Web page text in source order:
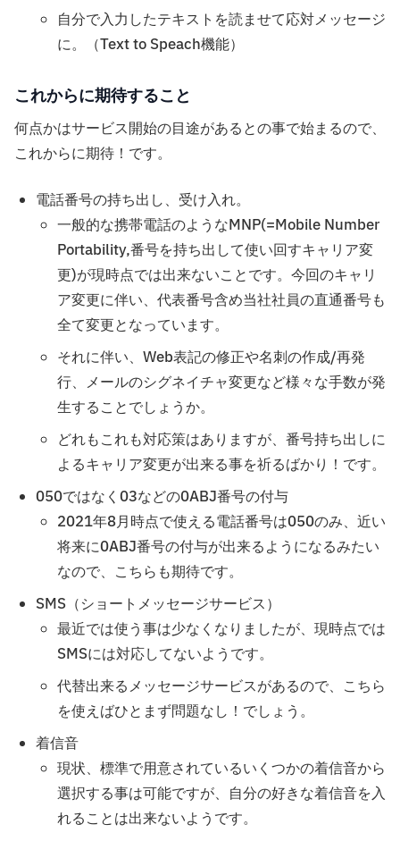
自分で入力したテキストを読ませて応対メッセージ
に。（Text to Speach機能）
これからに期待すること
何点かはサービス開始の目途があるとの事で始まるので、
これからに期待！です。
電話番号の持ち出し、受け入れ。
一般的な携帯電話のようなMNP(=Mobile Number
Portability,番号を持ち出して使い回すキャリア変
更)が現時点では出来ないことです。今回のキャリ
ア変更に伴い、代表番号含め当社社員の直通番号も
全て変更となっています。
それに伴い、Web表記の修正や名刺の作成/再発
行、メールのシグネイチャ変更など様々な手数が発
生することでしょうか。
どれもこれも対応策はありますが、番号持ち出しに
よるキャリア変更が出来る事を祈るばかり！です。
050ではなく03などの0ABJ番号の付与
2021年8月時点で使える電話番号は050のみ、近い
将来に0ABJ番号の付与が出来るようになるみたい
なので、こちらも期待です。
SMS（ショートメッセージサービス）
最近では使う事は少なくなりましたが、現時点では
SMSには対応してないようです。
代替出来るメッセージサービスがあるので、こちら
を使えばひとまず問題なし！でしょう。
着信音
現状、標準で用意されているいくつかの着信音から
選択する事は可能ですが、自分の好きな着信音を入
れることは出来ないようです。